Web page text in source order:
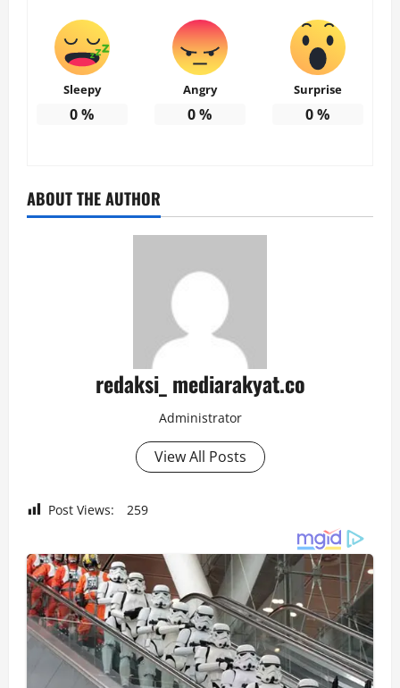
Sleepy
0%
Angry
0%
Surprise
0%
ABOUT THE AUTHOR
redaksi_ mediarakyat.co
Administrator
View All Posts
Post Views: 259